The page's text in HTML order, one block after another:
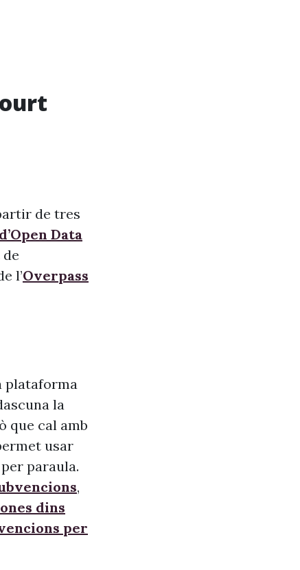
de tres
Data
de
l’Overpass
plataforma
la
que cal amb
usar
paraula.
,
dins
per